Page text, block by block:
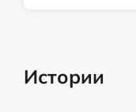
Истории